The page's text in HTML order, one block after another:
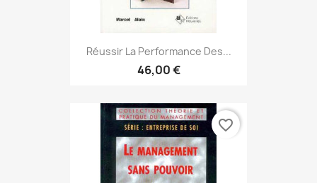
Réussir La Performance Des...
46,00 €
favorite_border